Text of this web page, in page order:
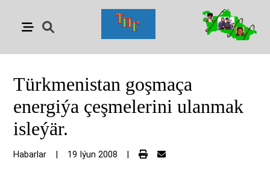
Türkmenistan goşmaça
energiýa çeşmelerini ulanmak
isleýär.
Habarlar 19 Iýun 2008